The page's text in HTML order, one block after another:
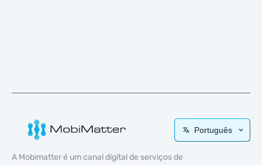
Português
A Mobimatter é um canal digital de serviços de